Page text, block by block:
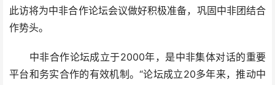
此访将为中非合作论坛会议做好积极准备，巩固中非团结合
作势头。
中非合作论坛成立于2000年，是中非集体对话的重要
平台和务实合作的有效机制。“论坛成立20多年来，推动中